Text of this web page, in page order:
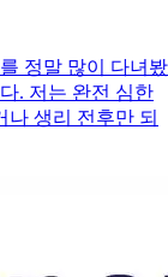
정말 많이 다녀봤
. 저는 완전 심한
생리 전후만 되